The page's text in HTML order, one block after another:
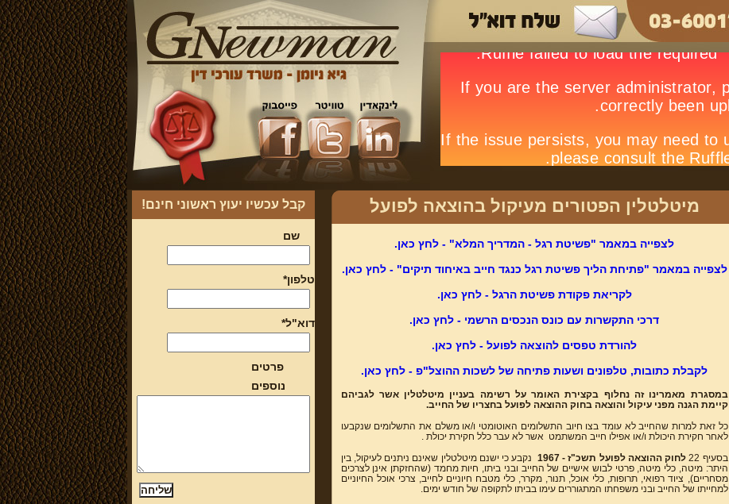
מיטלטלין הפטורים מעיקול בהוצאה לפועל
לצפייה במאמר "פשיטת רגל - המדריך המלא" - לחץ כאן.
לצפייה במאמר "פתיחת הליך פשיטת רגל כנגד חייב באיחוד תיקים" - לחץ כאן.
לקריאת פקודת פשיטת הרגל - לחץ כאן.
דרכי התקשרות עם כונס הנכסים הרשמי - לחץ כאן.
להורדת טפסים להוצאה לפועל - לחץ כאן.
לקבלת כתובות, טלפונים ושעות פתיחה של לשכות ההוצל"פ - לחץ כאן.
במסגרת מאמרינו זה נחלוף בקצירת האומר על רשימה בעניין מיטלטלין אשר לגביהם
קיימת הגנה מפני עיקול והוצאה בחוק ההוצאה לפועל בחצריו של החייב.
כל זאת למרות שהחייב לא עומד בצו חיוב התשלומים האוטומטי ו/או משלם את התשלומים שנקבעו
לאחר חקירת היכולת ו/או אפילו חייב המשתמט אשר לא עבר כלל חקירת יכולת .
בסעיף 22
לחוק ההוצאה לפועל תשכ"ז - 1967
נקבע כי ישנם מיטלטלין שאינם ניתנים לעיקול, בין
היתר: מיטה, כלי מיטה, פרטי לבוש אישיים של החייב ובני ביתו, חיות מחמד (שהחזקתן אינן לצרכים
מסחריים), ציוד רפואי, תרופות, כלי אוכל, תנור, מקרר, כלי מטבח חיוניים לחייב, צרכי אוכל החיוניים
למחייתו של החייב ובני משפחתו המתגוררים עימו בביתו לתקופה של חודש ימים.
קבל עכשיו יעוץ ראשוני חינם!
שם
טלפון*
דוא"ל*
פרטים
נוספים